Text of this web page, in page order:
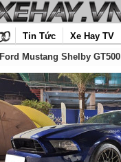
Tin Tức Xe Hay TV
Ford Mustang Shelby GT500